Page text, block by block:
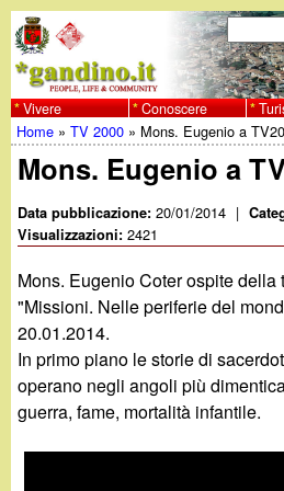
al
contenuto
principale
w
w
w
.
g
a
n
F
o
r
m
d
i
r
i
c
C
e
r
c
a
Vivere Conoscere
Tu
sei
qui
Home »TV 2000 » Mons. Eugenio a
Mons. Eugenio a
Data pubblicazione:20/01/2014 |
Visualizzazioni:2421
Mons. Eugenio Coter ospite
"Missioni. Nelle periferie del
20.01.2014.
In primo piano le storie di
operano negli angoli più
guerra, fame, mortalità infantile.